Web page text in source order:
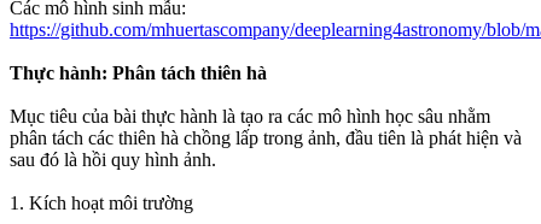
Các mô hình sinh mẫu:
https://github.com/mhuertascompany/deeplearning4astronomy/blob/
Thực hành: Phân tách thiên hà
Mục tiêu của bài thực hành là tạo ra các mô hình học sâu nhằm
phân tách các thiên hà chồng lấp trong ảnh, đầu tiên là phát hiện và
sau đó là hồi quy hình ảnh.
1. Kích hoạt môi trường